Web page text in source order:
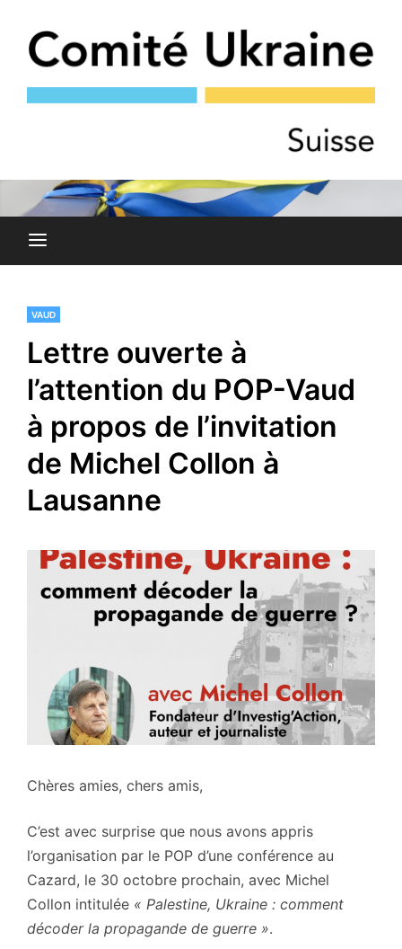
content
Comité Ukraine
ET AVEC LES OPPOSANT·E·S RUSSES À LA GUERRE
VAUD
Lettre ouverte à
l’attention du POP-Vaud
à propos de l’invitation
de Michel Collon à
Lausanne
Chères amies, chers amis,
C’est avec surprise que nous avons appris
l’organisation par le POP d’une conférence au
Cazard, le 30 octobre prochain, avec Michel
Collon intitulée « Palestine, Ukraine : comment
décoder la propagande de guerre ».